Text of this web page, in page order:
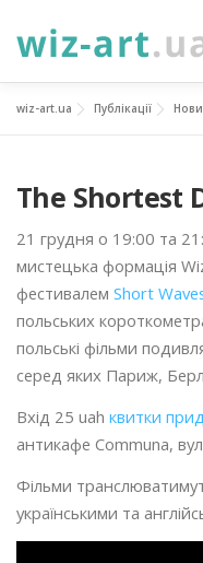
до
НОВИНИ ПРО НАС
ФОТОГАЛЕРЕЯ
УКР ENG
wiz-art.ua Публікації
The Shortest
21 грудня о 19:00 та
мистецька формація
фестивалем Short
польських
польські фільми
серед яких Париж,
Вхід 25 uah квитки
антикафе Communa,
Фільми
українськими та